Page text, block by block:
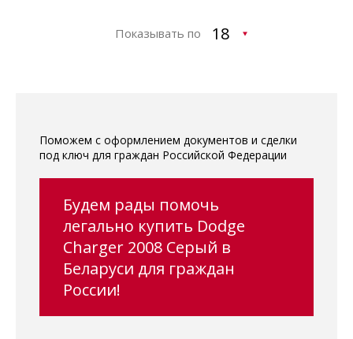
Показывать по
Поможем с оформлением документов и сделки
под ключ для граждан Российской Федерации
Будем рады помочь
легально купить Dodge
Charger 2008 Серый в
Беларуси для граждан
России!